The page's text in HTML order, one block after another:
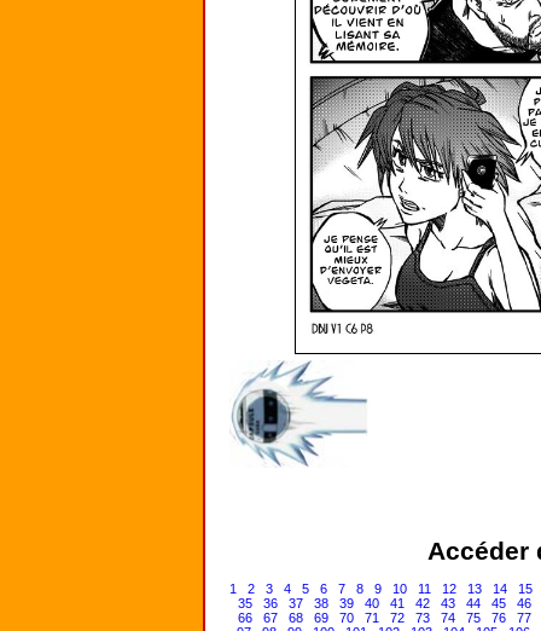
Accéder
1 2 3 4 5 6 7 8 9 10 11 12 13 14
15
35
36 37 38 39 40 41 42 43 44 45
46
66
67 68 69 70 71 72 73 74 75 76
77